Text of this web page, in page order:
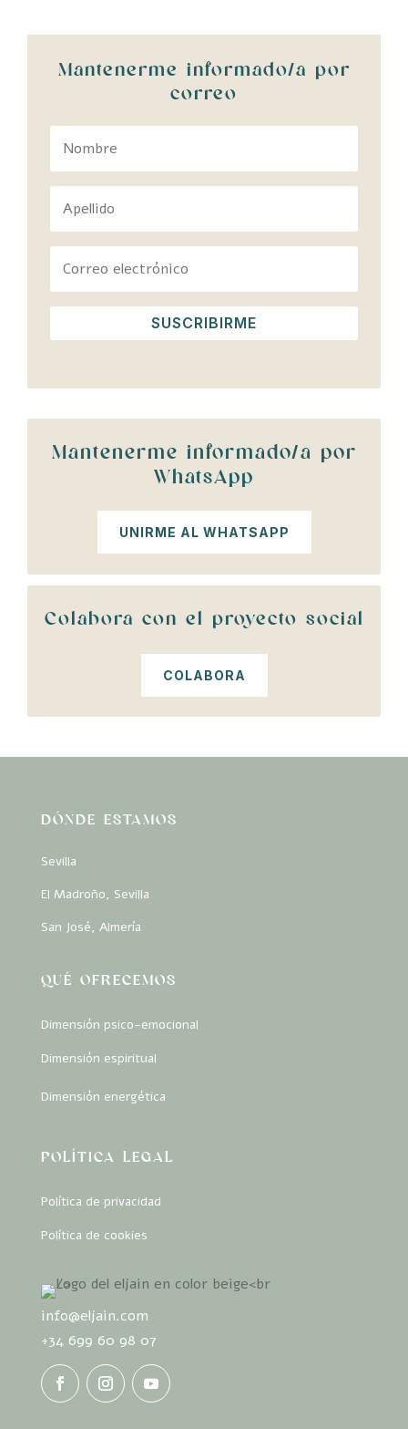
Mantenerme informado/a por
correo
SUSCRIBIRME
Mantenerme informado/a por
WhatsApp
UNIRME AL WHATSAPP
Colabora con el proyecto social
COLABORA
DÓNDE ESTAMOS
Sevilla
El Madroño, Sevilla
San José, Almería
QUÉ OFRECEMOS
Dimensión psico-emocional
Dimensión espiritual
Dimensión energética
POLÍTICA LEGAL
Política de privacidad
Política de cookies
info@eljain.com
+34 699 60 98 07